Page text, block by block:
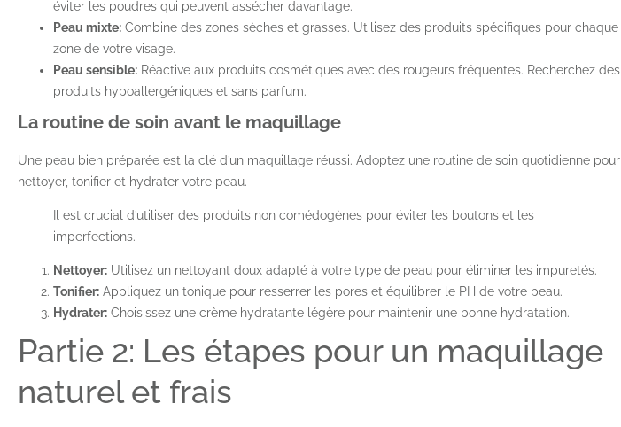
éviter les poudres qui peuvent assécher davantage.
Peau mixte: Combine des zones sèches et grasses. Utilisez des produits spécifiques pour chaque
zone de votre visage.
Peau sensible: Réactive aux produits cosmétiques avec des rougeurs fréquentes. Recherchez des
produits hypoallergéniques et sans parfum.
La routine de soin avant le maquillage
Une peau bien préparée est la clé d’un maquillage réussi. Adoptez une routine de soin quotidienne pour
nettoyer, tonifier et hydrater votre peau.
Il est crucial d’utiliser des produits non comédogènes pour éviter les boutons et les
imperfections.
Nettoyer: Utilisez un nettoyant doux adapté à votre type de peau pour éliminer les impuretés.
Tonifier: Appliquez un tonique pour resserrer les pores et équilibrer le PH de votre peau.
Hydrater: Choisissez une crème hydratante légère pour maintenir une bonne hydratation.
Partie 2: Les étapes pour un maquillage
naturel et frais